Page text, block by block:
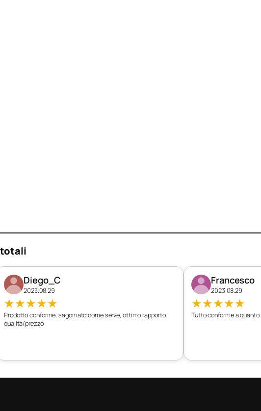
totali
Diego_C
2023.08.29
★★★★★
Prodotto conforme, sagomato come serve, ottimo rapporto
qualità/prezzo
Francesco
2023.08.29
★★★★★
Tutto conforme a